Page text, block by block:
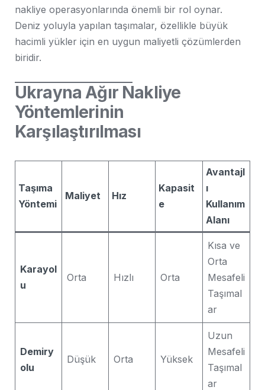
nakliye operasyonlarında önemli bir rol oynar.
Deniz yoluyla yapılan taşımalar, özellikle büyük
hacimli yükler için en uygun maliyetli çözümlerden
biridir.
Ukrayna Ağır Nakliye
Yöntemlerinin
Karşılaştırılması
Taşıma
Yöntemi
Maliyet Hız
Kapasit
e
Avantajl
ı
Kullanım
Alanı
Karayol
u
Orta Hızlı Orta
Kısa ve
Orta
Mesafeli
Taşımal
ar
Demiry
olu
Düşük Orta Yüksek
Uzun
Mesafeli
Taşımal
ar